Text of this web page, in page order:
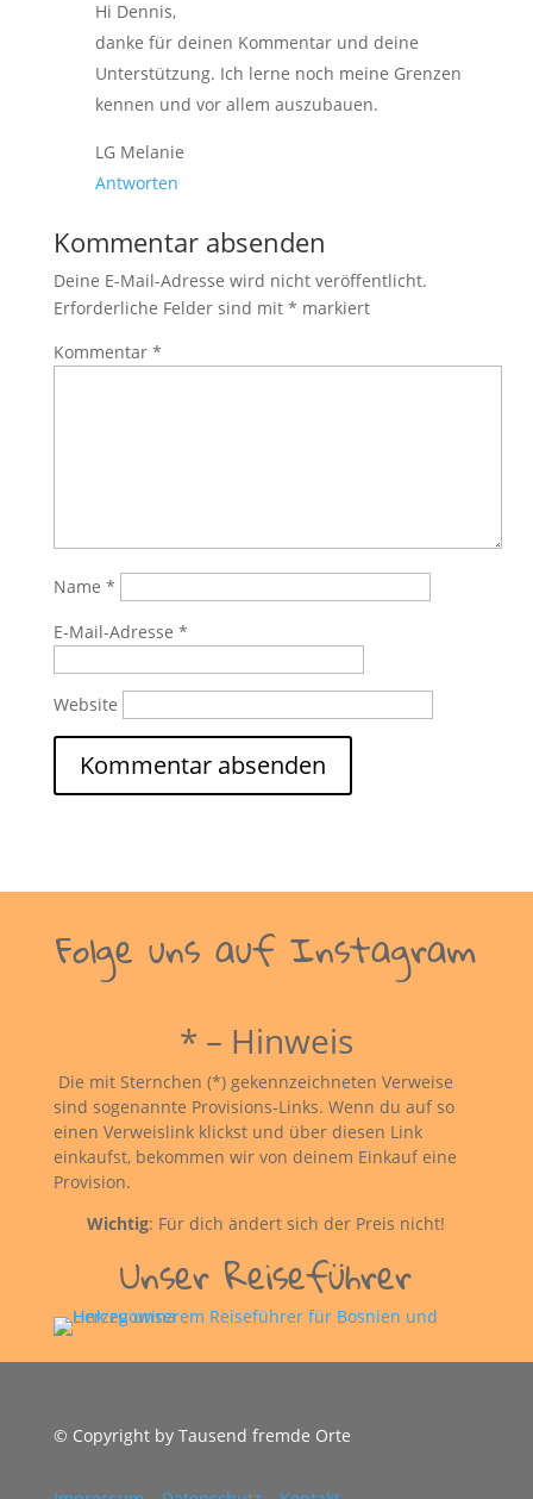
Hi Dennis,
danke für deinen Kommentar und deine
Unterstützung. Ich lerne noch meine Grenzen
kennen und vor allem auszubauen.
LG Melanie
Antworten
Kommentar absenden
Deine E-Mail-Adresse wird nicht veröffentlicht.
Erforderliche Felder sind mit * markiert
Kommentar *
Name *
E-Mail-Adresse *
Website
Folge uns auf Instagram
* – Hinweis
Die mit Sternchen (*) gekennzeichneten Verweise
sind sogenannte Provisions-Links. Wenn du auf so
einen Verweislink klickst und über diesen Link
einkaufst, bekommen wir von deinem Einkauf eine
Provision.
Wichtig: Für dich ändert sich der Preis nicht!
Unser Reiseführer
© Copyright by Tausend fremde Orte